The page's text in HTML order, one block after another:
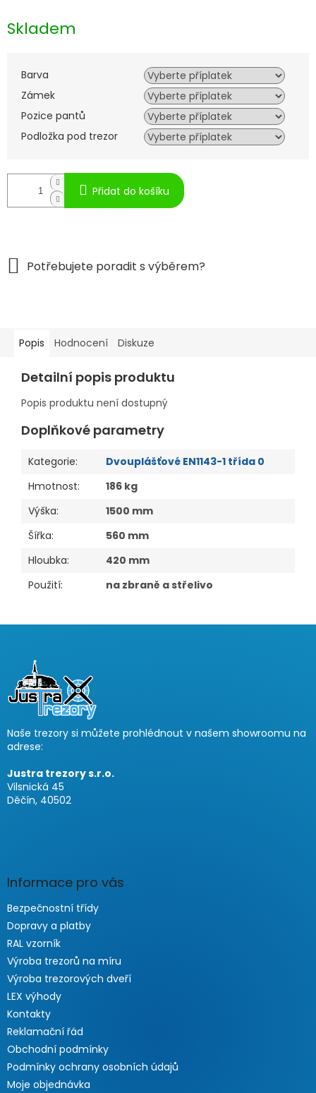
cena:
Skladem
Barva
Zámek
Pozice pantů
Podložka pod trezor
Přidat do košíku
Popis Hodnocení Diskuze
Detailní popis produktu
Popis produktu není dostupný
Doplňkové parametry
Kategorie:
Dvouplášťové EN1143-1 třída 0
Hmotnost:
186 kg
Výška:
1500 mm
Šířka:
560 mm
Hloubka:
420 mm
Použití: na zbraně a střelivo
a
Naše trezory si můžete prohlédnout v našem showroomu na
adrese:
Justra trezory s.r.o.
Vilsnická 45
Děčín, 40502
Informace pro vás
Bezpečnostní třídy
Dopravy a platby
RAL vzorník
Výroba trezorů na míru
Výroba trezorových dveří
LEX výhody
Kontakty
Reklamační řád
Obchodní podmínky
Podmínky ochrany osobních údajů
Moje objednávka